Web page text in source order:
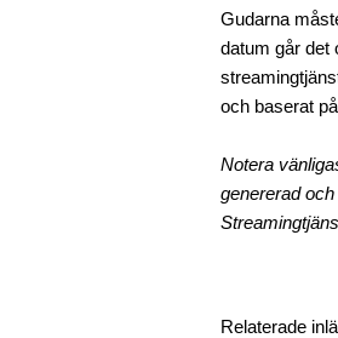
Gudarna
datum går det
och baserat
Notera
genererad
Relaterade